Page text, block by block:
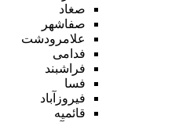
صغاد
صفاشهر
علامرودشت
فدامی
فراشبند
فسا
فیروزآباد
قائمیه